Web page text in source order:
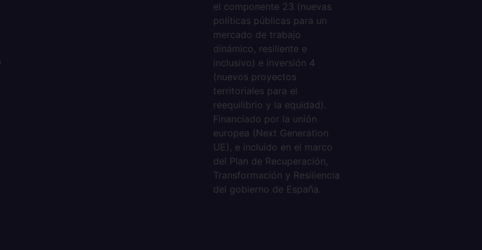
el componente 23 (nuevas
políticas públicas para un
mercado de trabajo
dinámico, resiliente e
inclusivo) e inversión 4
(nuevos proyectos
territoriales para el
reequilibrio y la equidad).
Financiado por la unión
europea (Next Generation
UE), e incluido en el marco
del Plan de Recuperación,
Transformación y Resiliencia
del gobierno de España.